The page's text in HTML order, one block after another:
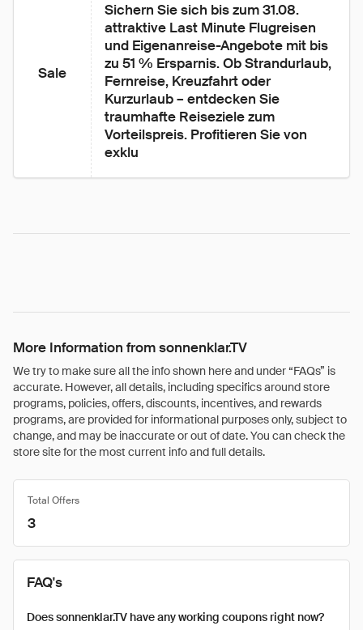
Sale
Sichern Sie sich bis zum 31.08.
attraktive Last Minute Flugreisen
und Eigenanreise-Angebote mit bis
zu 51 % Ersparnis. Ob Strandurlaub,
Fernreise, Kreuzfahrt oder
Kurzurlaub – entdecken Sie
traumhafte Reiseziele zum
Vorteilspreis. Profitieren Sie von
exklu
More Information from sonnenklar.TV
We try to make sure all the info shown here and under “FAQs” is
accurate. However, all details, including specifics around store
programs, policies, offers, discounts, incentives, and rewards
programs, are provided for informational purposes only, subject to
change, and may be inaccurate or out of date. You can check the
store site for the most current info and full details.
Total Offers
3
FAQ's
Does sonnenklar.TV have any working coupons right now?